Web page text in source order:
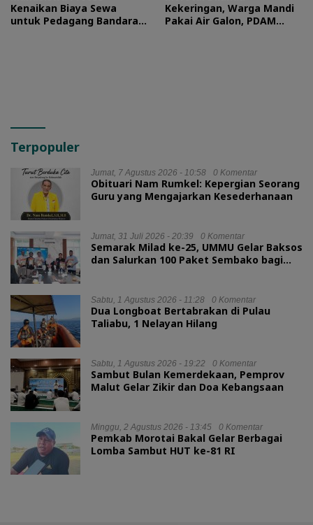
Kenaikan Biaya Sewa
untuk Pedagang Bandara
Kekeringan, Warga Mandi
Pakai Air Galon, PDAM
Terpopuler
Jumat, 7 Agustus 2026 - 10:58 0 Komentar
Obituari Nam Rumkel: Kepergian Seorang
Guru yang Mengajarkan Kesederhanaan
Jumat, 31 Juli 2026 - 20:39 0 Komentar
Semarak Milad ke-25, UMMU Gelar Baksos
dan Salurkan 100 Paket Sembako bagi
Sabtu, 1 Agustus 2026 - 11:28 0 Komentar
Dua Longboat Bertabrakan di Pulau
Taliabu, 1 Nelayan Hilang
Sabtu, 1 Agustus 2026 - 19:22 0 Komentar
Sambut Bulan Kemerdekaan, Pemprov
Malut Gelar Zikir dan Doa Kebangsaan
Minggu, 2 Agustus 2026 - 13:45 0 Komentar
Pemkab Morotai Bakal Gelar Berbagai
Lomba Sambut HUT ke-81 RI